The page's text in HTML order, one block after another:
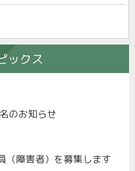
ックス
のお知らせ
（障害者）を募集します